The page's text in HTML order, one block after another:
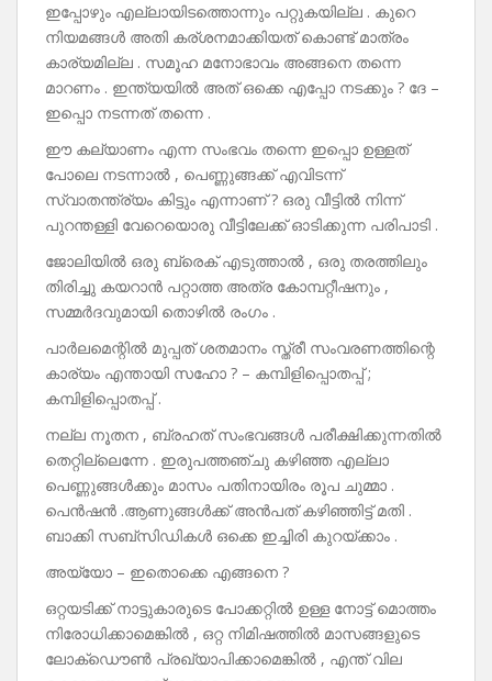
ഇപ്പോഴും എല്ലായിടത്തൊന്നും പറ്റുകയില്ല . കുറെ
നിയമങ്ങൾ അതി കര്ശനമാക്കിയത് കൊണ്ട് മാത്രം
കാര്യമില്ല . സമൂഹ മനോഭാവം അങ്ങനെ തന്നെ
മാറണം . ഇന്ത്യയിൽ അത് ഒക്കെ എപ്പോ നടക്കും ? ദേ –
ഇപ്പൊ നടന്നത് തന്നെ .
ഈ കല്യാണം എന്ന സംഭവം തന്നെ ഇപ്പൊ ഉള്ളത്
പോലെ നടന്നാൽ , പെണ്ണുങ്ങക്ക് എവിടന്ന്
സ്വാതന്ത്ര്യം കിട്ടും എന്നാണ് ? ഒരു വീട്ടിൽ നിന്ന്
പുറന്തള്ളി വേറെയൊരു വീട്ടിലേക്ക് ഓടിക്കുന്ന പരിപാടി .
ജോലിയിൽ ഒരു ബ്രെക് എടുത്താൽ , ഒരു തരത്തിലും
തിരിച്ചു കയറാൻ പറ്റാത്ത അത്ര കോമ്പറ്റീഷനും ,
സമ്മർദവുമായി തൊഴിൽ രംഗം .
പാർലമെന്റിൽ മുപ്പത് ശതമാനം സ്ത്രീ സംവരണത്തിന്റെ
കാര്യം എന്തായി സഹോ ? – കമ്പിളിപ്പൊതപ്പ് ;
കമ്പിളിപ്പൊതപ്പ് .
നല്ല നൂതന , ബ്രഹത് സംഭവങ്ങൾ പരീക്ഷിക്കുന്നതിൽ
തെറ്റില്ലെന്നേ . ഇരുപത്തഞ്ചു കഴിഞ്ഞ എല്ലാ
പെണ്ണുങ്ങൾക്കും മാസം പതിനായിരം രൂപ ചുമ്മാ .
പെൻഷൻ .ആണുങ്ങൾക്ക് അൻപത് കഴിഞ്ഞിട്ട് മതി .
ബാക്കി സബ്‌സിഡികൾ ഒക്കെ ഇച്ചിരി കുറയ്ക്കാം .
അയ്യോ – ഇതൊക്കെ എങ്ങനെ ?
ഒറ്റയടിക്ക് നാട്ടുകാരുടെ പോക്കറ്റിൽ ഉള്ള നോട്ട് മൊത്തം
നിരോധിക്കാമെങ്കിൽ , ഒറ്റ നിമിഷത്തിൽ മാസങ്ങളുടെ
ലോക്ഡൌൺ പ്രഖ്യാപിക്കാമെങ്കിൽ , എന്ത് വില